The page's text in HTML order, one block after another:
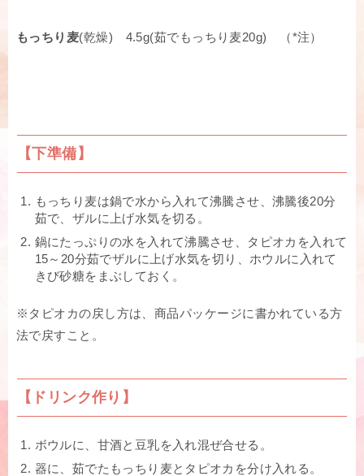
もっちり麦(乾燥) 4.5g(茹でもっちり麦20g) （*注）
【下準備】
もっちり麦は鍋で水から入れて沸騰させ、沸騰後20分
茹で、ザルに上げ水気を切る。
鍋にたっぷりの水を入れて沸騰させ、タピオカを入れて
15～20分茹でザルに上げ水気を切り、ホウルに入れて
きび砂糖をまぶしておく。
※タピオカの戻し方は、商品パッケージに書かれている方
法で戻すこと。
【ドリンク作り】
ボウルに、甘酒と豆乳を入れ混ぜ合せる。
器に、茹でたもっちり麦とタピオカを分け入れる。